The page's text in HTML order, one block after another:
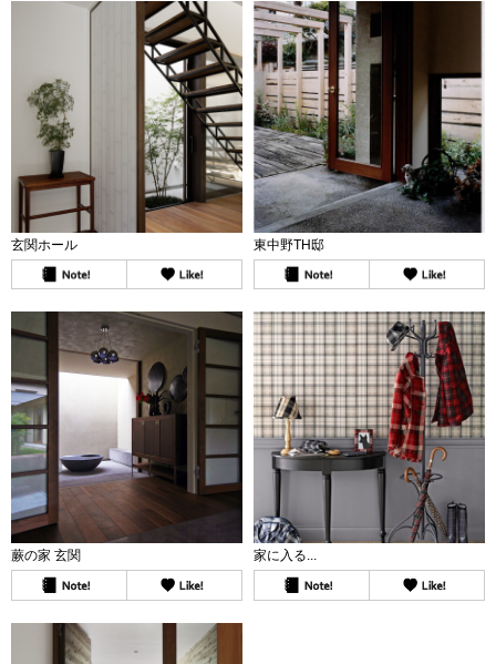
玄関ホール 東中野TH邸
蕨の家 玄関 家に入る...